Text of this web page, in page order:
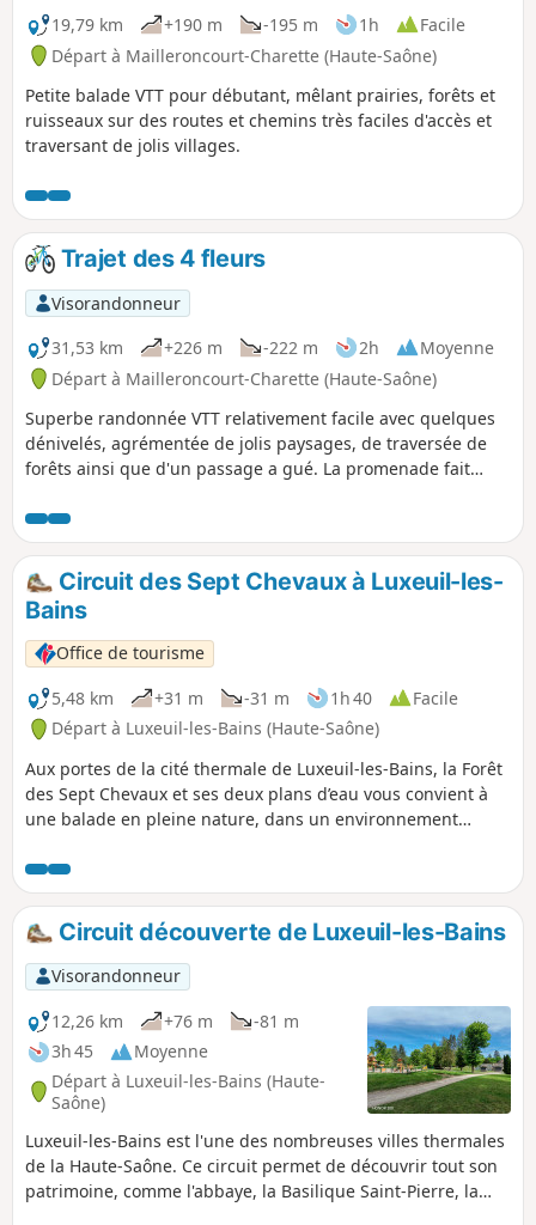
19,79 km
+190 m -195 m 1h
Facile
Départ à Mailleroncourt-Charette (Haute-Saône)
Petite balade VTT pour débutant, mêlant prairies, forêts et
ruisseaux sur des routes et chemins très faciles d'accès et
traversant de jolis villages.
Trajet des 4 fleurs
Visorandonneur
31,53 km
+226 m -222 m 2h
Moyenne
Départ à Mailleroncourt-Charette (Haute-Saône)
Superbe randonnée VTT relativement facile avec quelques
dénivelés, agrémentée de jolis paysages, de traversée de
forêts ainsi que d'un passage a gué. La promenade fait
principal de la randonnée. Ce village a été récompensé des
4 fleurs du fleurissement des communes en 2010.
Circuit des Sept Chevaux à Luxeuil-les-
Bains
Office de tourisme
5,48 km
+31 m -31 m 1h 40
Facile
Départ à Luxeuil-les-Bains (Haute-Saône)
Aux portes de la cité thermale de Luxeuil-les-Bains, la Forêt
des Sept Chevaux et ses deux plans d’eau vous convient à
une balade en pleine nature, dans un environnement
vous offrira de jolis points de vue tout au long de l’année.
Pour ceux qui souhaitent raccourcir le parcours, le Circuit
des Deux Lacs, d’une longueur de 2,5 km, permet de faire le
tour du site en une heure environ.
Circuit découverte de Luxeuil-les-Bains
Visorandonneur
12,26 km
+76 m
-81 m
3h 45
Moyenne
Départ à Luxeuil-les-Bains (Haute-
Saône)
Luxeuil-les-Bains est l'une des nombreuses villes thermales
de la Haute-Saône. Ce circuit permet de découvrir tout son
patrimoine, comme l'abbaye, la Basilique Saint-Pierre, la